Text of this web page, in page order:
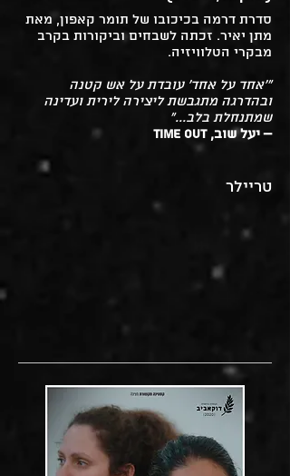
סדרת דרמה בכיכובו של תומר קאפון, מאת
מתן יאיר. זכתה לשבחים וביקורות בקרב
מבקרי הטלוויזיה.
"'אחד על אחד' עובדת על אש קטנה
ובהדרגה מתגבשת ליצירה לירית ועדינה
שמתנחלת בלב..."
– יעל שוב, Time out
טריילר